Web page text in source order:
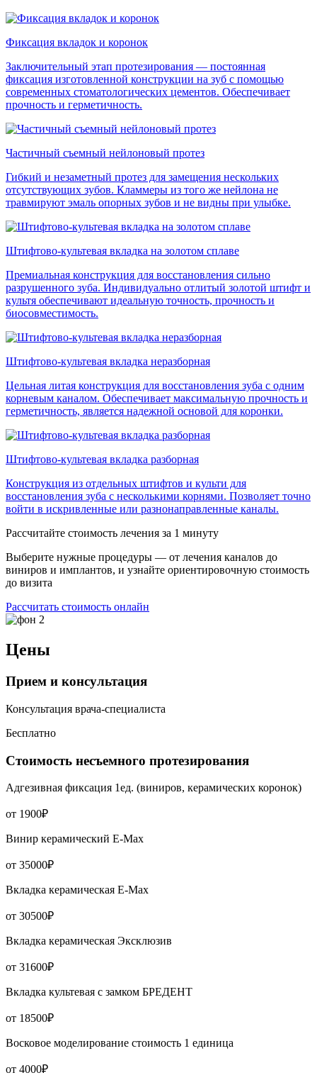
Фиксация вкладок и коронок
Заключительный этап протезирования — постоянная
фиксация изготовленной конструкции на зуб с помощью
современных стоматологических цементов. Обеспечивает
прочность и герметичность.
Частичный съемный нейлоновый протез
Гибкий и незаметный протез для замещения нескольких
отсутствующих зубов. Кламмеры из того же нейлона не
травмируют эмаль опорных зубов и не видны при улыбке.
Штифтово-культевая вкладка на золотом сплаве
Премиальная конструкция для восстановления сильно
разрушенного зуба. Индивидуально отлитый золотой штифт и
культя обеспечивают идеальную точность, прочность и
биосовместимость.
Штифтово-культевая вкладка неразборная
Цельная литая конструкция для восстановления зуба с одним
корневым каналом. Обеспечивает максимальную прочность и
герметичность, является надежной основой для коронки.
Штифтово-культевая вкладка разборная
Конструкция из отдельных штифтов и культи для
восстановления зуба с несколькими корнями. Позволяет точно
войти в искривленные или разнонаправленные каналы.
Рассчитайте стоимость лечения за 1 минуту
Выберите нужные процедуры — от лечения каналов до
виниров и имплантов, и узнайте ориентировочную стоимость
до визита
Рассчитать стоимость онлайн
Цены
Прием и консультация
Консультация врача-специалиста
Бесплатно
Стоимость несъемного протезирования
Адгезивная фиксация 1ед. (виниров, керамических коронок)
от 1900₽
Винир керамический Е-Мах
от 35000₽
Вкладка керамическая Е-Мах
от 30500₽
Вкладка керамическая Эксклюзив
от 31600₽
Вкладка культевая с замком БРЕДЕНТ
от 18500₽
Восковое моделирование стоимость 1 единица
от 4000₽